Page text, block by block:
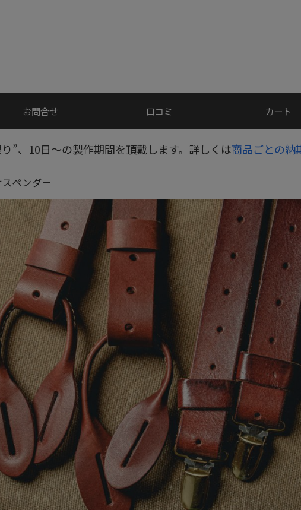
お問合せ 口コミ カート
”、10日～の製作期間を頂戴します。詳しくは商品ごとの納
ペンダー